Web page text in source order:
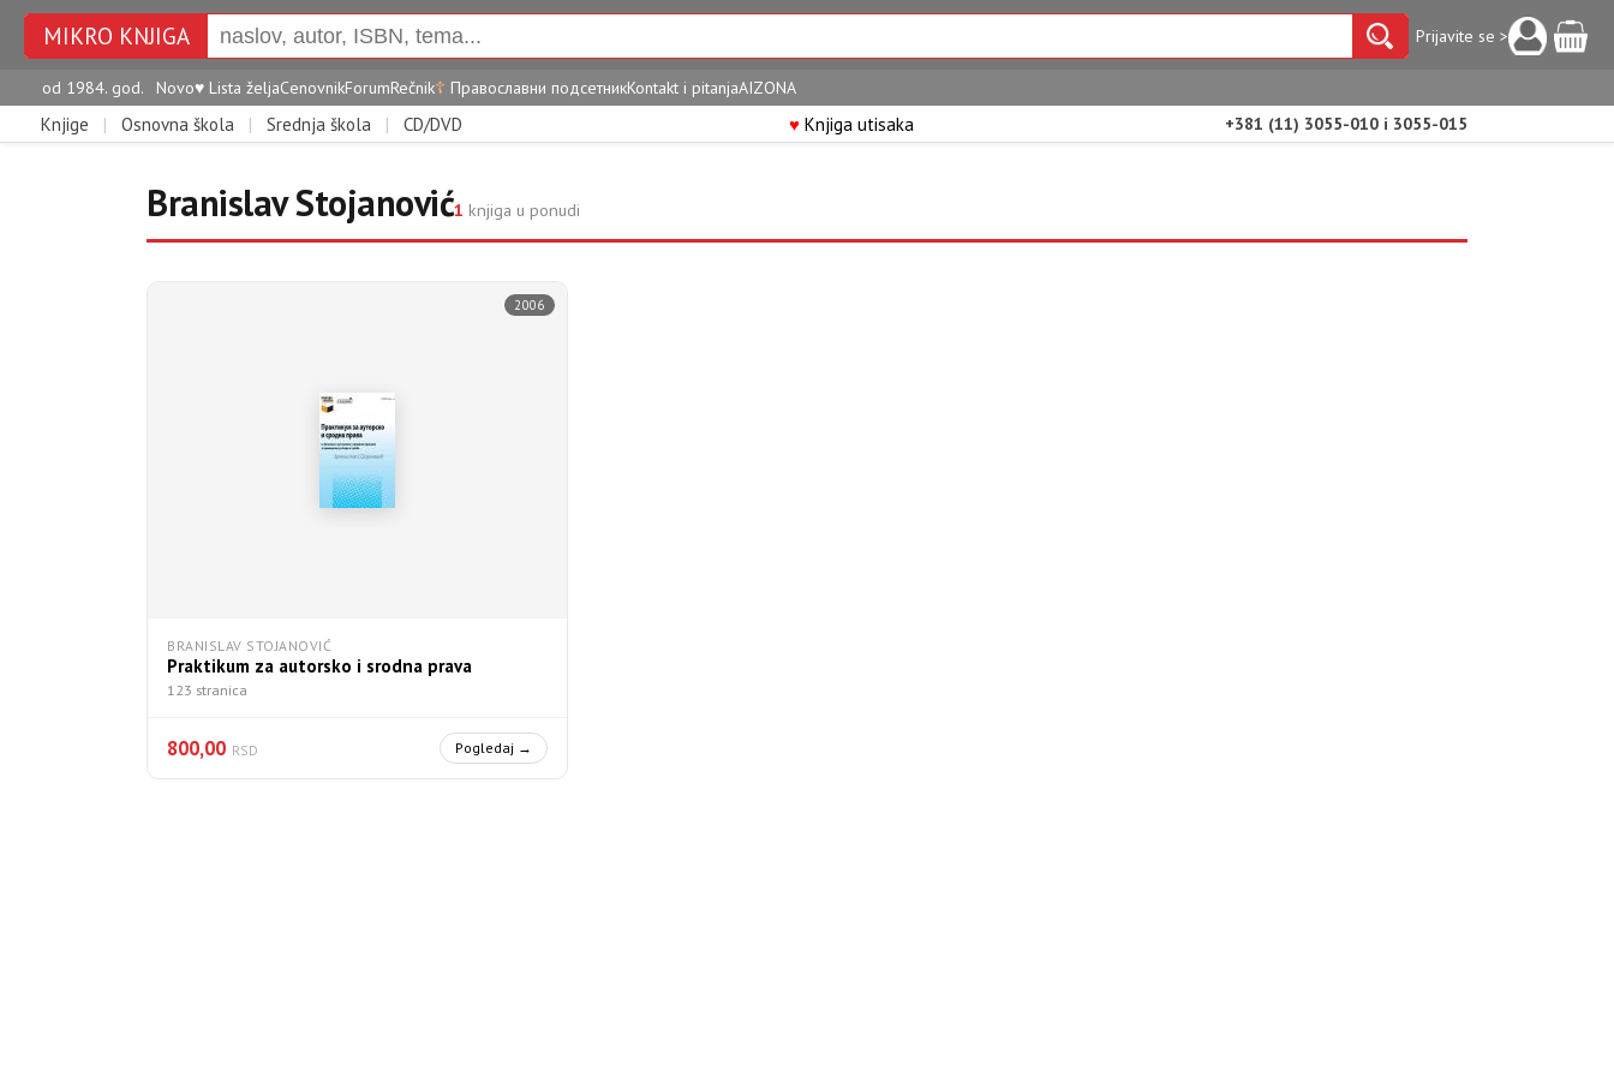
MIKRO KNJIGA Prijavite se >
od 1984. god. Novo♥ Lista željaCenovnikForumRečnik☦ Православни подсетникKontakt i pitanjaAIZONA
Knjige | Osnovna škola | Srednja škola | CD/DVD ♥Knjiga utisaka +381 (11) 3055-010 i 3055-015
Branislav Stojanović1 knjiga u ponudi
2006
BRANISLAV STOJANOVIĆ
Praktikum za autorsko i srodna prava
123 stranica
800,00 RSD Pogledaj →